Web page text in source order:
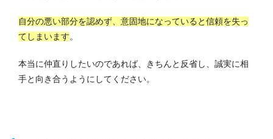
自分の悪い部分を認めず、意固地になっていると信頼を失っ
てしまいます。
本当に仲直りしたいのであれば、きちんと反省し、誠実に相
手と向き合うようにしてください。